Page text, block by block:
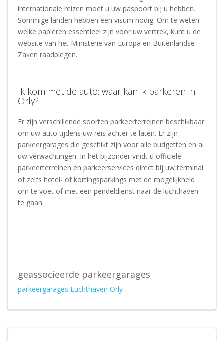
internationale reizen moet u uw paspoort bij u hebben.
Sommige landen hebben een visum nodig. Om te weten
welke papieren essentieel zijn voor uw vertrek, kunt u de
website van het Ministerie van Europa en Buitenlandse
Zaken raadplegen.
Ik kom met de auto: waar kan ik parkeren in
Orly?
Er zijn verschillende soorten parkeerterreinen beschikbaar
om uw auto tijdens uw reis achter te laten. Er zijn
parkeergarages die geschikt zijn voor alle budgetten en al
uw verwachtingen. In het bijzonder vindt u officiële
parkeerterreinen en parkeerservices direct bij uw terminal
of zelfs hotel- of kortingsparkings met de mogelijkheid
om te voet of met een pendeldienst naar de luchthaven
te gaan.
geassocieerde parkeergarages
parkeergarages Luchthaven Orly